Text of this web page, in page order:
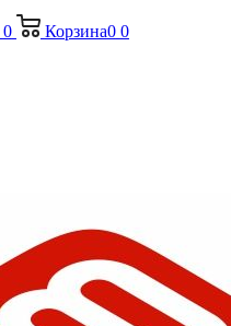
0 Корзина0 0